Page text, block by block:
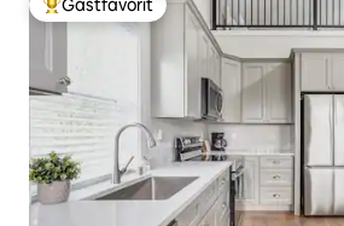
Populär gästfavorit
Gästfavorit